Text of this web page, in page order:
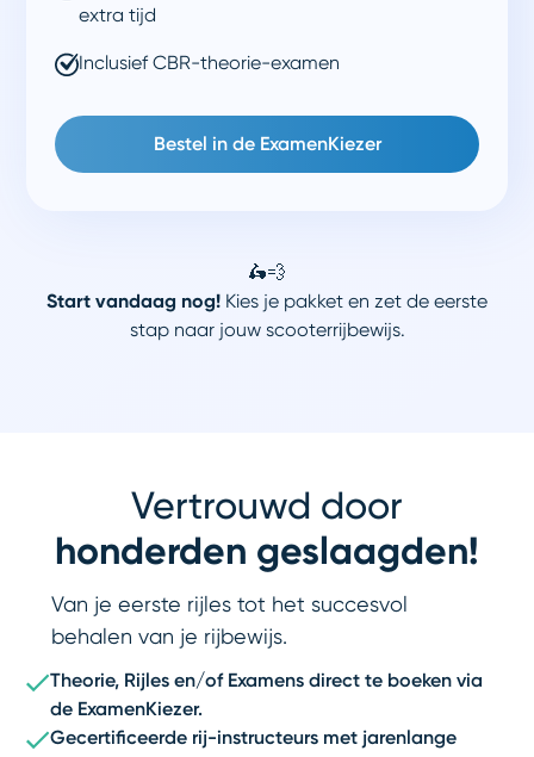
extra tijd
Inclusief CBR-theorie-examen
Bestel in de ExamenKiezer
🛵💨
Start vandaag nog! Kies je pakket en zet de eerste
stap naar jouw scooterrijbewijs.
Vertrouwd door
honderden geslaagden!
Van je eerste rijles tot het succesvol
behalen van je rijbewijs.
Theorie, Rijles en/of Examens direct te boeken via
de ExamenKiezer.
Gecertificeerde rij-instructeurs met jarenlange